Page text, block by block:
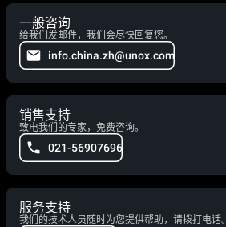
一般咨询
给我们发邮件，我们会尽快回复您。
info.china.zh@unox.com
销售支持
致电我们的专家，免费咨询。
021-56907696
服务支持
我们的技术人员随时为您提供帮助，请拨打电话。